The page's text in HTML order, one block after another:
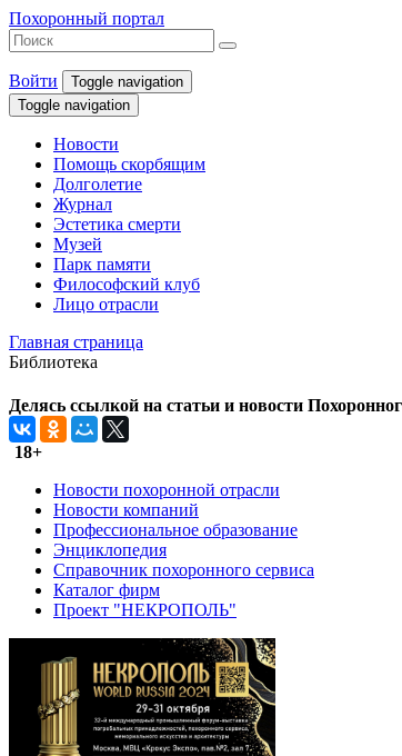
Похоронный портал
Войти
Toggle navigation
Toggle navigation
Новости
Помощь скорбящим
Долголетие
Журнал
Эстетика смерти
Музей
Парк памяти
Философский клуб
Лицо отрасли
Главная страница
Библиотека
Делясь ссылкой на статьи и новости
18+
Новости похоронной отрасли
Новости компаний
Профессиональное образование
Энциклопедия
Справочник похоронного сервиса
Каталог фирм
Проект "НЕКРОПОЛЬ"